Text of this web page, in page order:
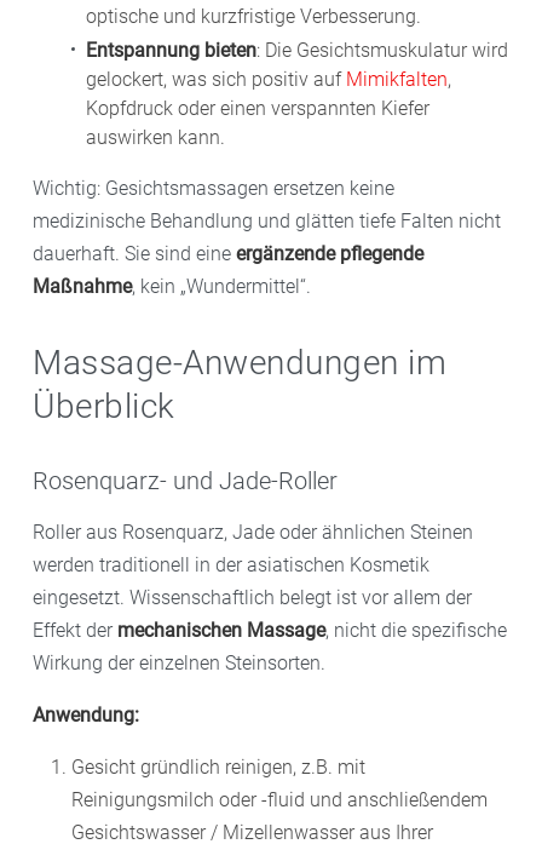
optische und kurzfristige Verbesserung.
Entspannung bieten: Die Gesichtsmuskulatur wird
gelockert, was sich positiv auf Mimikfalten,
Kopfdruck oder einen verspannten Kiefer
auswirken kann.
Wichtig: Gesichtsmassagen ersetzen keine
medizinische Behandlung und glätten tiefe Falten nicht
dauerhaft. Sie sind eine ergänzende pflegende
Maßnahme, kein „Wundermittel“.
Massage-Anwendungen im
Überblick
Rosenquarz- und Jade-Roller
Roller aus Rosenquarz, Jade oder ähnlichen Steinen
werden traditionell in der asiatischen Kosmetik
eingesetzt. Wissenschaftlich belegt ist vor allem der
Effekt der mechanischen Massage, nicht die spezifische
Wirkung der einzelnen Steinsorten.
Anwendung:
Gesicht gründlich reinigen, z.B. mit
Reinigungsmilch oder -fluid und anschließendem
Gesichtswasser / Mizellenwasser aus Ihrer